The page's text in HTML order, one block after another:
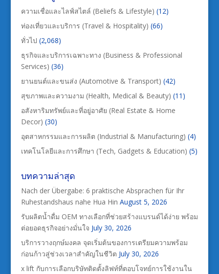
ความเชื่อและไลฟ์สไตล์ (Beliefs & Lifestyle) (12)
ท่องเที่ยวและบริการ (Travel & Hospitality) (66)
ทั่วไป (2,068)
ธุรกิจและบริการเฉพาะทาง (Business & Professional
Services) (36)
ยานยนต์และขนส่ง (Automotive & Transport) (42)
สุขภาพและความงาม (Health, Medical & Beauty) (11)
อสังหาริมทรัพย์และที่อยู่อาศัย (Real Estate & Home
Decor) (30)
อุตสาหกรรมและการผลิต (Industrial & Manufacturing) (4)
เทคโนโลยีและการศึกษา (Tech, Gadgets & Education) (5)
บทความล่าสุด
Nach der Übergabe: 6 praktische Absprachen für Ihr
Ruhestandshaus nahe Hua Hin August 5, 2026
รับผลิตน้ำดื่ม OEM ทางเลือกที่ช่วยสร้างแบรนด์ได้ง่าย พร้อม
ต่อยอดธุรกิจอย่างมั่นใจ July 30, 2026
บริการวางฤกษ์มงคล จุดเริ่มต้นของการเตรียมความพร้อม
ก่อนก้าวสู่ช่วงเวลาสำคัญในชีวิต July 30, 2026
x lift กับการเลือกบริษัทติดตั้งลิฟท์ที่ตอบโจทย์การใช้งานใน